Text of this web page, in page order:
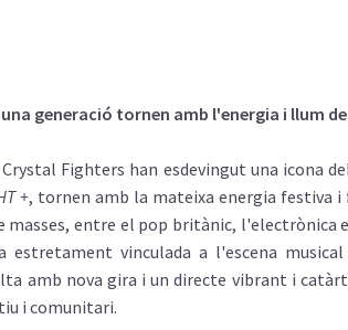
generació tornen amb l'energia i llum de
Crystal Fighters han esdevingut una icona
+, tornenamb la mateixa energia festiva i
masses, entre el pop britànic, l'electrònica
estretament vinculada a l'escena musical
amb nova gira i un directe vibrant i
i comunitari.